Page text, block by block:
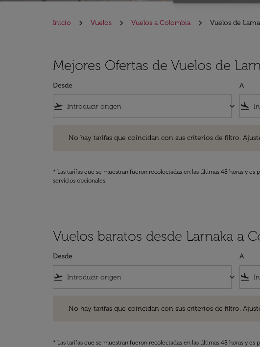
Inicio Vuelos Vuelos a Colombia Vuelos de
Mejores Ofertas de Vuelos de
Desde
flight_takeoff keyboard_arrow_down
A
flight_land
No hay tarifas que coincidan con sus criterios de filtro.
* Las tarifas que se muestran fueron recolectadas en las últimas 48 horas y
servicios opcionales.
Vuelos baratos desde Larnaka a
Desde
flight_takeoff keyboard_arrow_down
A
flight_land
No hay tarifas que coincidan con sus criterios de filtro.
* Las tarifas que se muestran fueron recolectadas en las últimas 48 horas y